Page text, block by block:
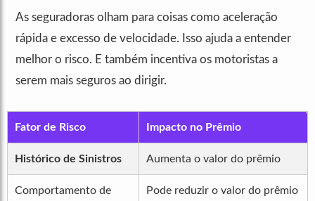
As seguradoras olham para coisas como aceleração
rápida e excesso de velocidade. Isso ajuda a entender
melhor o risco. E também incentiva os motoristas a
serem mais seguros ao dirigir.
Fator de Risco Impacto no Prêmio
Histórico de Sinistros Aumenta o valor do prêmio
Comportamento de
Pode reduzir o valor do prêmio